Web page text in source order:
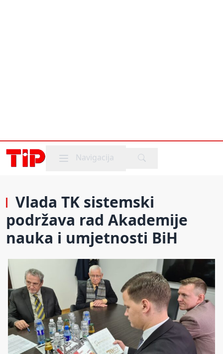
Mobile menu
Navigacija
Vlada TK sistemski
podržava rad Akademije
nauka i umjetnosti BiH